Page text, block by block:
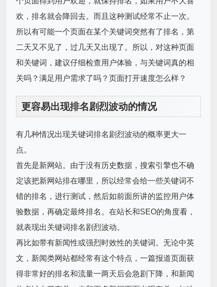
欢，排名就会降回去。而且这种测试经常不止一次。
所以有可能一个页面在某个关键词突然有了排名，第
二天又不见了，过几天又出现了。所以，对这种页面
和关键词，建议仔细检查用户体验，与关键词真的相
关吗？满足用户需求了吗？页面打开速度怎么样？
更容易出现排名剧烈波动的情况
有几种情况出现关键词排名剧烈波动的概率更大一
点。
首先是新网站。由于没有历史数据，搜索引擎也不确
定该把新网站排在哪里，所以经常会给一些关键词不
错的排名，进行测试，然后如前面所讲的监控用户体
验数据，再确定最终排名。在站长和SEO的角度看，
就表现出关键词排名剧烈波动。
再比如带有新闻性或强烈时效性的关键词。无论中英
文，新闻类网站都经常有这个特点，一篇报道页面获
得非常好的排名和流量一两天后会急剧下降，和新闻